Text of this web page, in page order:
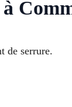
de serrure.